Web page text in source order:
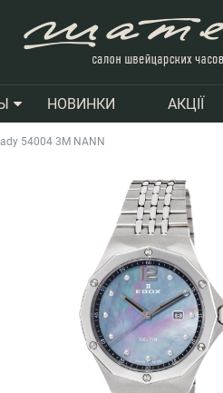
НОВИНКИ АКЦІЇ
54004 3M NANN